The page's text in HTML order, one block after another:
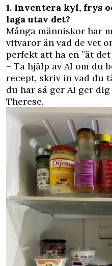
1. Inventera kyl, frys
laga utav det?
Många människor har
vitvaror än vad de vet
perfekt att ha en ”ät
– Ta hjälp av AI om du
recept, skriv in vad du
du har så ger AI ger
Therese.